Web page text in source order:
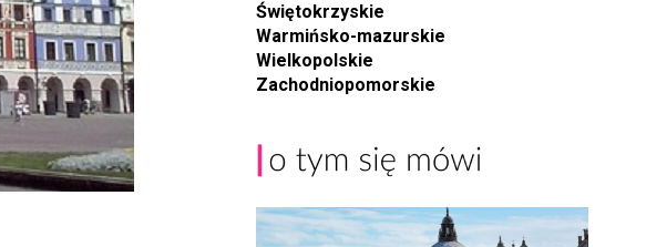
Świętokrzyskie
Warmińsko-mazurskie
Wielkopolskie
Zachodniopomorskie